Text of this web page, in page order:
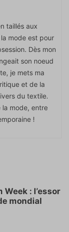
taillés aux
mode est pour
Dès mon
son noeud
je mets ma
et de la
du textile.
mode, entre
!
Week : l’essor
mondial